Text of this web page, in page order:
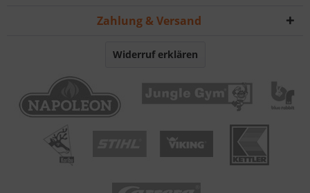
Zahlung & Versand
Widerruf erklären